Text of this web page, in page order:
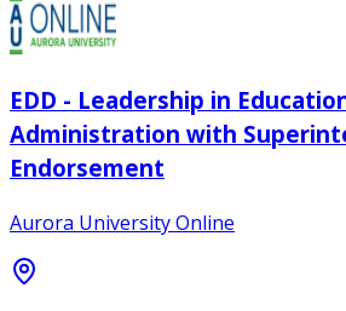
EDD - Leadership in
Administration with
Endorsement
Aurora University Online